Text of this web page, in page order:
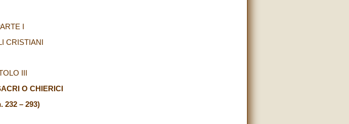
I
CRISTIANI
III
O CHIERICI
232 – 293)